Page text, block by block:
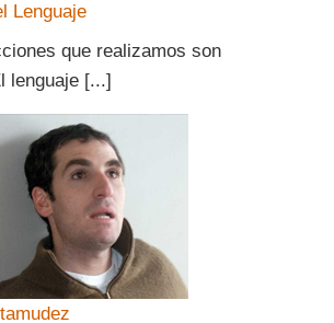
Lenguaje
que realizamos son
lenguaje [...]